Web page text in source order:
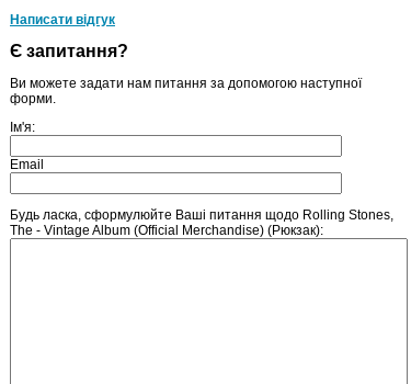
Написати відгук
Є запитання?
Ви можете задати нам питання за допомогою наступної
форми.
Ім'я:
Email
Будь ласка, сформулюйте Ваші питання щодо Rolling Stones,
The - Vintage Album (Official Merchandise) (Рюкзак):